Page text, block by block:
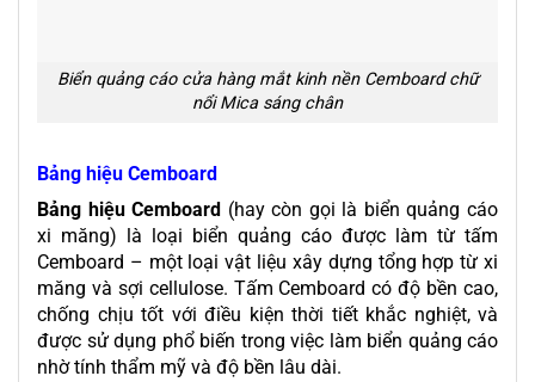
Biển quảng cáo cửa hàng mắt kinh nền Cemboard chữ
nổi Mica sáng chân
Bảng hiệu Cemboard
Bảng hiệu Cemboard (hay còn gọi là biển quảng cáo
xi măng) là loại biển quảng cáo được làm từ tấm
Cemboard – một loại vật liệu xây dựng tổng hợp từ xi
măng và sợi cellulose. Tấm Cemboard có độ bền cao,
chống chịu tốt với điều kiện thời tiết khắc nghiệt, và
được sử dụng phổ biến trong việc làm biển quảng cáo
nhờ tính thẩm mỹ và độ bền lâu dài.